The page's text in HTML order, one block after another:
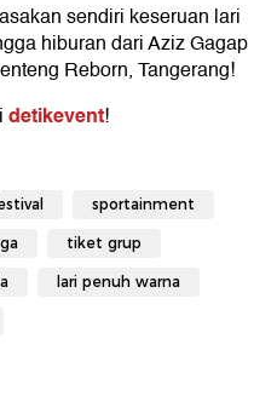
sendiri keseruan lari
hiburan dari Aziz Gagap
Reborn, Tangerang!
detikevent!
sportainment
tiket grup
lari penuh warna